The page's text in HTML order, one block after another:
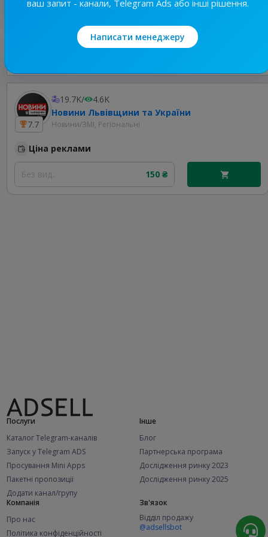
7.7
19.7K/
4.6K
Новини Львівщини та України
Новини/ЗМІ, Регіональні
Ціна реклами
Без вид.. 150 ₴
Послуги
Каталог Telegram-каналів
Запуск у Telegram ADS
Просування Mini Apps
Пакетні пропозиції
Додати канал/групу
Інше
Блог
Партнерська програма
Дослідження ринку 2023
Дослідження ринку 2025
Компанія
Про нас
Політика конфіденційності
Зв'язок
Відділ продажу
@adsellsbot
ваш запит - канали, Telegram Ads або інші рішення.
Написати менеджеру